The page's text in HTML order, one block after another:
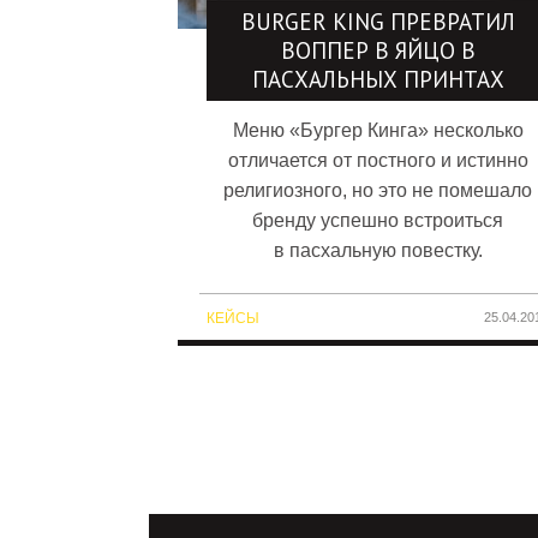
BURGER KING ПРЕВРАТИЛ
ВОППЕР В ЯЙЦО В
ПАСХАЛЬНЫХ ПРИНТАХ
Меню «Бургер Кинга» несколько
отличается от постного и истинно
религиозного, но это не помешало
бренду успешно встроиться
в пасхальную повестку.
КЕЙСЫ